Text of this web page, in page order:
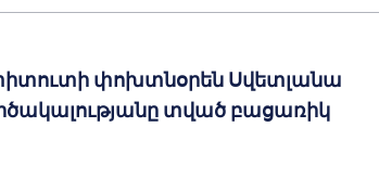
փոխտնօրեն Սվետլանա
տված բացառիկ